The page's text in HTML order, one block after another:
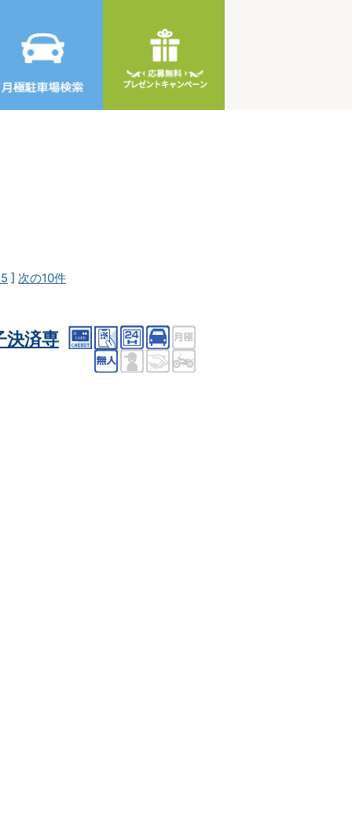
] 次の10件
決済専